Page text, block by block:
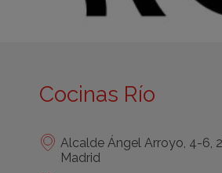
Cocinas Río
Alcalde Ángel Arroyo, 4-6,
Madrid